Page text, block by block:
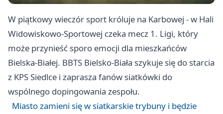
W piątkowy wieczór sport króluje na Karbowej - w Hali
Widowiskowo-Sportowej czeka mecz 1. Ligi, który
może przynieść sporo emocji dla mieszkańców
Bielska-Białej. BBTS Bielsko-Biała szykuje się do starcia
z KPS Siedlce i zaprasza fanów siatkówki do
wspólnego dopingowania zespołu.
Miasto zamieni się w siatkarskie trybuny i będzie